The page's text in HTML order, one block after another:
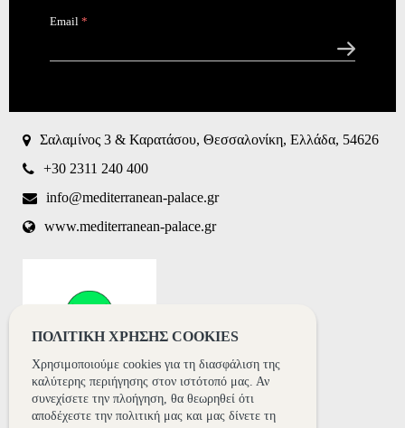
Email *
question is
whether or
not you are
visitor and
automated
Σαλαμίνος 3 & Καρατάσου, Θεσσαλονίκη, Ελλάδα, 54626
+30 2311 240 400
info@mediterranean-palace.gr
www.mediterranean-palace.gr
ΠΟΛΙΤΙΚΗ ΧΡΗΣΗΣ COOKIES
Χρησιμοποιούμε cookies για τη διασφάλιση της
καλύτερης περιήγησης στον ιστότοπό μας. Αν
συνεχίσετε την πλοήγηση, θα θεωρηθεί ότι
αποδέχεστε την πολιτική μας και μας δίνετε τη